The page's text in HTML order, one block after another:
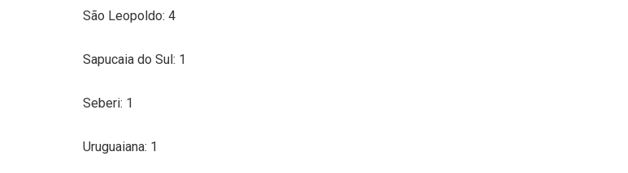
São Leopoldo: 4
Sapucaia do Sul: 1
Seberi: 1
Uruguaiana: 1